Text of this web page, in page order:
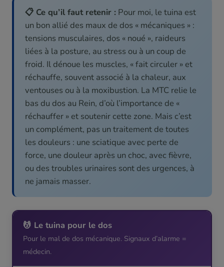
📋 Ce qu’il faut retenir : Pour moi, le tuina est
un bon allié des maux de dos « mécaniques » :
tensions musculaires, dos « noué », raideurs
liées à la posture, au stress ou à un coup de
froid. Il dénoue les muscles, « fait circuler » et
réchauffe, souvent associé à la chaleur, aux
ventouses ou à la moxibustion. La MTC relie le
bas du dos au Rein, d’où l’importance de «
réchauffer » et soutenir cette zone. Mais c’est
un complément, pas un traitement de toutes
les douleurs : une sciatique avec perte de
force, une douleur après un choc, avec fièvre,
ou des troubles urinaires sont des urgences, à
ne jamais masser.
💆 Le tuina pour le dos
Pour le mal de dos mécanique. Signaux d’alarme =
médecin.